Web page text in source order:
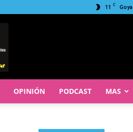
11 C Goya
OPINIÓN PODCAST MAS